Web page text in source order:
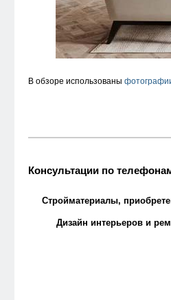
В обзоре использованы
Консультации по
Стройматериалы,
Дизайн интерьеров и